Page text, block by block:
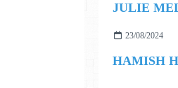
JULIE
23/08/2024